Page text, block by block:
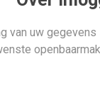
van uw